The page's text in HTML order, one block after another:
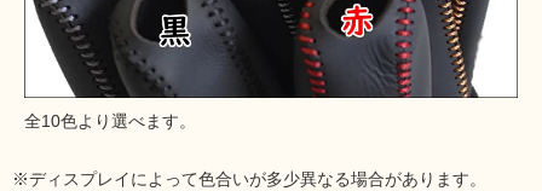
全10色より選べます。
※ディスプレイによって色合いが多少異なる場合があります。